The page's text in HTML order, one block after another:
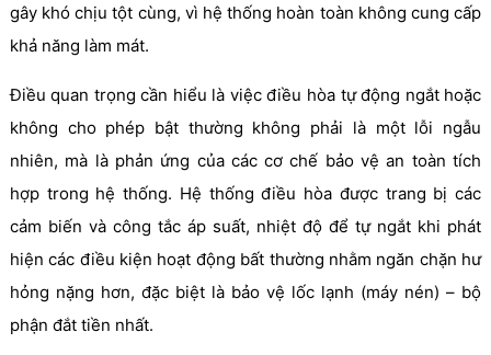
gây khó chịu tột cùng, vì hệ thống hoàn toàn không cung cấp
khả năng làm mát.
Điều quan trọng cần hiểu là việc điều hòa tự động ngắt hoặc
không cho phép bật thường không phải là một lỗi ngẫu
nhiên, mà là phản ứng của các cơ chế bảo vệ an toàn tích
hợp trong hệ thống. Hệ thống điều hòa được trang bị các
cảm biến và công tắc áp suất, nhiệt độ để tự ngắt khi phát
hiện các điều kiện hoạt động bất thường nhằm ngăn chặn hư
hỏng nặng hơn, đặc biệt là bảo vệ lốc lạnh (máy nén) – bộ
phận đắt tiền nhất.